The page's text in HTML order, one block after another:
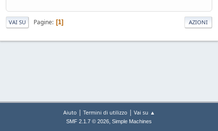
VAI SU Pagine 1 AZIONI
Aiuto | Termini di utilizzo | Vai su ▲
SMF 2.1.7 © 2026, Simple Machines